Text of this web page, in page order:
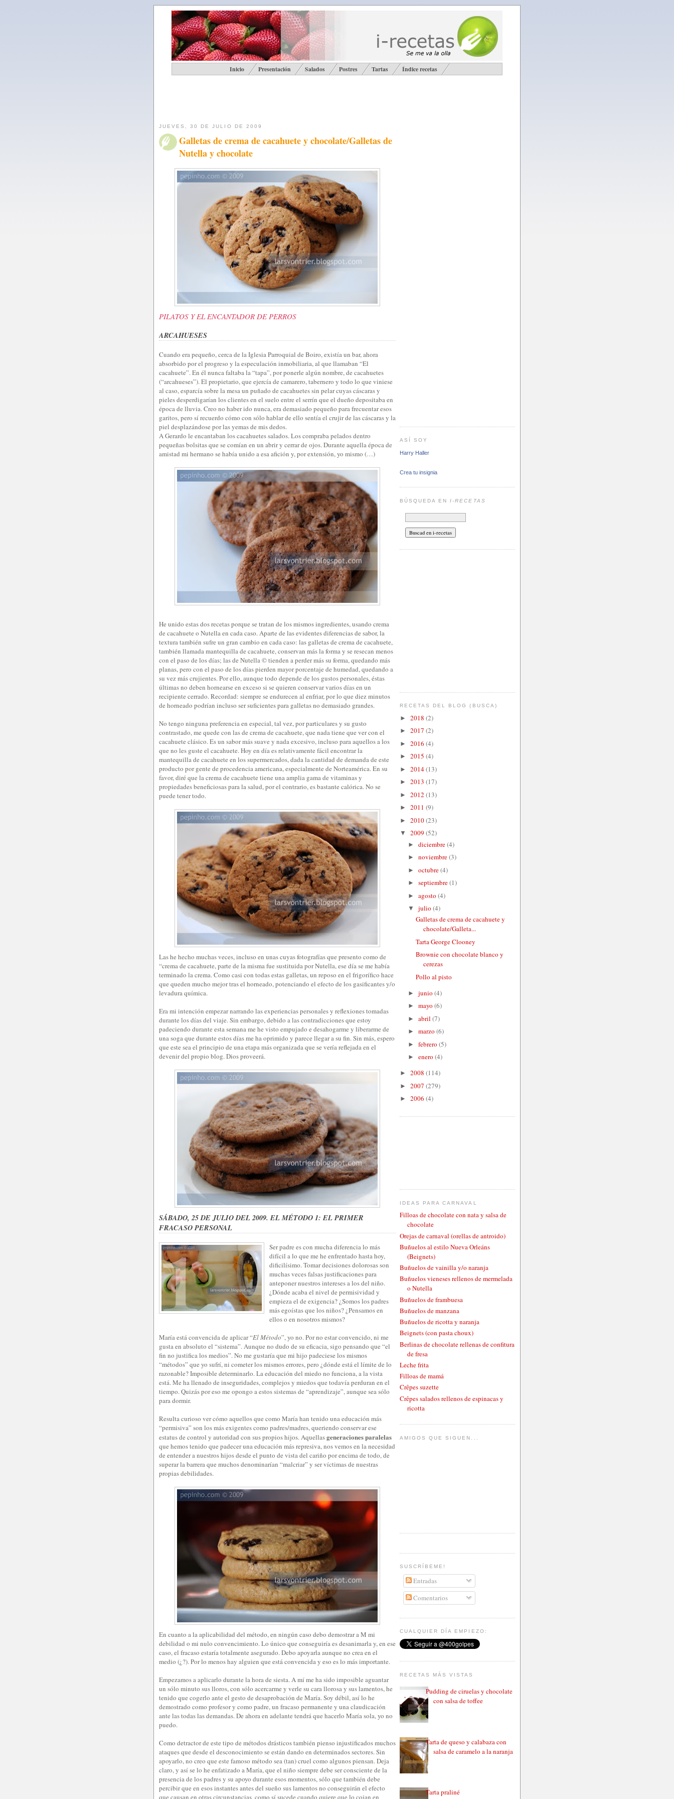
Inicio Presentación Salados Postres Tartas Índice recetas
JUEVES, 30 DE JULIO DE 2009
Galletas de crema de cacahuete y chocolate/Galletas de
Nutella y chocolate
PILATOS Y EL ENCANTADOR DE PERROS
ARCAHUESES
Cuando era pequeño, cerca de la Iglesia Parroquial de Boiro, existía un bar, ahora
absorbido por el progreso y la especulación inmobiliaria, al que llamaban “El
cacahuete”. En él nunca faltaba la “tapa”, por ponerle algún nombre, de cacahuetes
(“arcahueses”). El propietario, que ejercía de camarero, tabernero y todo lo que viniese
al caso, esparcía sobre la mesa un puñado de cacahuetes sin pelar cuyas cáscaras y
pieles desperdigarían los clientes en el suelo entre el serrín que el dueño depositaba en
época de lluvia. Creo no haber ido nunca, era demasiado pequeño para frecuentar esos
garitos, pero sí recuerdo cómo con sólo hablar de ello sentía el crujir de las cáscaras y la
piel desplazándose por las yemas de mis dedos.
A Gerardo le encantaban los cacahuetes salados. Los compraba pelados dentro
pequeñas bolsitas que se comían en un abrir y cerrar de ojos. Durante aquella época de
amistad mi hermano se había unido a esa afición y, por extensión, yo mismo (…)
He unido estas dos recetas porque se tratan de los mismos ingredientes, usando crema
de cacahuete o Nutella en cada caso. Aparte de las evidentes diferencias de sabor, la
textura también sufre un gran cambio en cada caso: las galletas de crema de cacahuete,
también llamada mantequilla de cacahuete, conservan más la forma y se resecan menos
con el paso de los días; las de Nutella © tienden a perder más su forma, quedando más
planas, pero con el paso de los días pierden mayor porcentaje de humedad, quedando a
su vez más crujientes. Por ello, aunque todo depende de los gustos personales, éstas
últimas no deben hornearse en exceso si se quieren conservar varios días en un
recipiente cerrado. Recordad: siempre se endurecen al enfriar, por lo que diez minutos
de horneado podrían incluso ser suficientes para galletas no demasiado grandes.
No tengo ninguna preferencia en especial, tal vez, por particulares y su gusto
contrastado, me quede con las de crema de cacahuete, que nada tiene que ver con el
cacahuete clásico. Es un sabor más suave y nada excesivo, incluso para aquellos a los
que no les guste el cacahuete. Hoy en día es relativamente fácil encontrar la
mantequilla de cacahuete en los supermercados, dada la cantidad de demanda de este
producto por gente de procedencia americana, especialmente de Norteamérica. En su
favor, diré que la crema de cacahuete tiene una amplia gama de vitaminas y
propiedades beneficiosas para la salud, por el contrario, es bastante calórica. No se
puede tener todo.
Las he hecho muchas veces, incluso en unas cuyas fotografías que presento como de
“crema de cacahuete, parte de la misma fue sustituida por Nutella, ese día se me había
terminado la crema. Como casi con todas estas galletas, un reposo en el frigorífico hace
que queden mucho mejor tras el horneado, potenciando el efecto de los gasificantes y/o
levadura química.
Era mi intención empezar narrando las experiencias personales y reflexiones tomadas
durante los días del viaje. Sin embargo, debido a las contradicciones que estoy
padeciendo durante esta semana me he visto empujado e desahogarme y liberarme de
una soga que durante estos días me ha oprimido y parece llegar a su fin. Sin más, espero
que este sea el principio de una etapa más organizada que se vería reflejada en el
devenir del propio blog. Dios proveerá.
SÁBADO, 25 DE JULIO DEL 2009. EL MÉTODO 1: EL PRIMER
FRACASO PERSONAL
Ser padre es con mucha diferencia lo más
difícil a lo que me he enfrentado hasta hoy,
dificilísimo. Tomar decisiones dolorosas son
muchas veces falsas justificaciones para
anteponer nuestros intereses a los del niño.
¿Dónde acaba el nivel de permisividad y
empieza el de exigencia? ¿Somos los padres
más egoístas que los niños? ¿Pensamos en
ellos o en nosotros mismos?
María está convencida de aplicar “El Método”, yo no. Por no estar convencido, ni me
gusta en absoluto el “sistema”. Aunque no dudo de su eficacia, sigo pensando que “el
fin no justifica los medios”. No me gustaría que mi hijo padeciese los mismos
“métodos” que yo sufrí, ni cometer los mismos errores, pero ¿dónde está el límite de lo
razonable? Imposible determinarlo. La educación del miedo no funciona, a la vista
está. Me ha llenado de inseguridades, complejos y miedos que todavía perduran en el
tiempo. Quizás por eso me opongo a estos sistemas de “aprendizaje”, aunque sea sólo
para dormir.
Resulta curioso ver cómo aquellos que como María han tenido una educación más
“permisiva” son los más exigentes como padres/madres, queriendo conservar ese
estatus de control y autoridad con sus propios hijos. Aquellasgeneraciones paralelas
que hemos tenido que padecer una educación más represiva, nos vemos en la necesidad
de entender a nuestros hijos desde el punto de vista del cariño por encima de todo, de
superar la barrera que muchos denominarían “malcriar” y ser víctimas de nuestras
propias debilidades.
En cuanto a la aplicabilidad del método, en ningún caso debo demostrar a M mi
debilidad o mi nulo convencimiento. Lo único que conseguiría es desanimarla y, en ese
caso, el fracaso estaría totalmente asegurado. Debo apoyarla aunque no crea en el
medio (¿?). Por lo menos hay alguien que está convencida y eso es lo más importante.
Empezamos a aplicarlo durante la hora de siesta. A mí me ha sido imposible aguantar
un sólo minuto sus lloros, con sólo acercarme y verle su cara llorosa y sus lamentos, he
tenido que cogerlo ante el gesto de desaprobación de María. Soy débil, así lo he
demostrado como profesor y como padre, un fracaso permanente y una claudicación
ante las todas las demandas. De ahora en adelante tendrá que hacerlo María sola, yo no
puedo.
Como detractor de este tipo de métodos drásticos también pienso injustificados muchos
ataques que desde el desconocimiento se están dando en determinados sectores. Sin
apoyarlo, no creo que este famoso método sea (tan) cruel como algunos piensan. Deja
claro, y así se lo he enfatizado a María, que el niño siempre debe ser consciente de la
presencia de los padres y su apoyo durante esos momentos, sólo que también debe
percibir que en esos instantes antes del sueño sus lamentos no conseguirán el efecto
que causan en otras circunstancias, como sí sucede cuando quiere que lo cojan en
ASÍ SOY
Harry Haller
Crea tu insignia
BÚSQUEDA ENI-RECETAS
RECETAS DEL BLOG (BUSCA)
► 2018 (2)
► 2017 (2)
► 2016 (4)
► 2015 (4)
► 2014(13)
► 2013 (17)
► 2012 (13)
► 2011 (9)
► 2010(23)
▼ 2009 (52)
► diciembre(4)
► noviembre(3)
► octubre(4)
► septiembre(1)
► agosto (4)
▼ julio (4)
Galletas de crema de cacahuete y
chocolate/Galleta...
Tarta George Clooney
Brownie con chocolate blanco y
cerezas
Pollo al pisto
► junio (4)
► mayo (6)
► abril (7)
► marzo (6)
► febrero (5)
► enero (4)
► 2008 (114)
► 2007 (279)
► 2006 (4)
IDEAS PARA CARNAVAL
Filloas de chocolate con nata y salsa de
chocolate
Orejas de carnaval (orellas de antroido)
Buñuelos al estilo Nueva Orleáns
(Beignets)
Buñuelos de vainilla y/o naranja
Buñuelos vieneses rellenos de mermelada
o Nutella
Buñuelos de frambuesa
Buñuelos de manzana
Buñuelos de ricotta y naranja
Beignets (con pasta choux)
Berlinas de chocolate rellenas de confitura
de fresa
Leche frita
Filloas de mamá
Crêpes suzette
Crêpes salados rellenos de espinacas y
ricotta
AMIGOS QUE SIGUEN...
SUSCRÍBEME!
Entradas
Comentarios
CUALQUIER DÍA EMPIEZO:
RECETAS MÁS VISTAS
Pudding de ciruelas y chocolate
con salsa de toffee
Tarta de queso y calabaza con
salsa de caramelo a la naranja
Tarta praliné